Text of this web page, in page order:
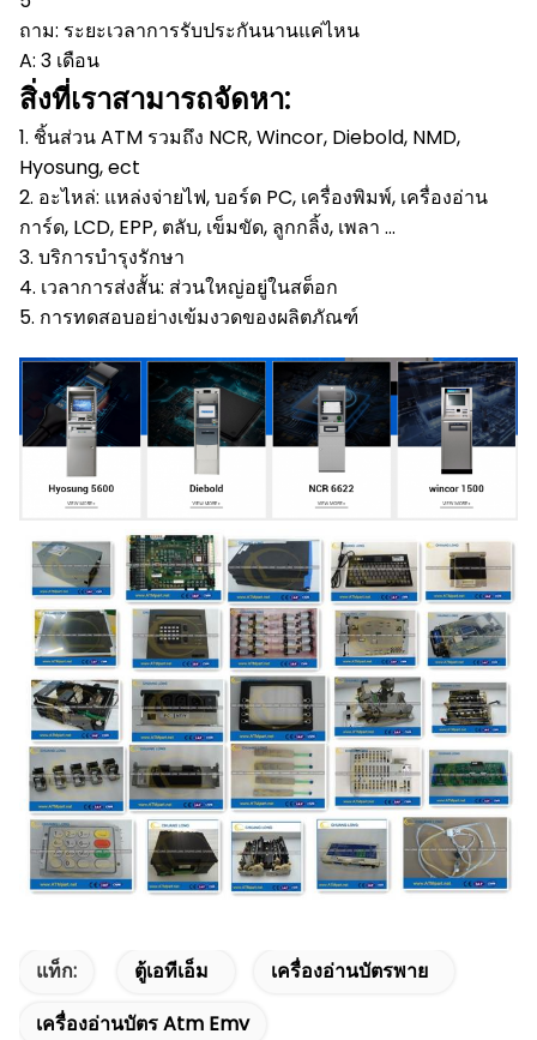
ถาม: ระยะเวลาการรับประกันนานแค่ไหน
A: 3 เดือน
สิ่งที่เราสามารถจัดหา:
1. ชิ้นส่วน ATM รวมถึง NCR, Wincor, Diebold, NMD,
Hyosung, ect
2. อะไหล่: แหล่งจ่ายไฟ, บอร์ด PC, เครื่องพิมพ์, เครื่องอ่าน
การ์ด, LCD, EPP, ตลับ, เข็มขัด, ลูกกลิ้ง, เพลา ...
3. บริการบำรุงรักษา
4. เวลาการส่งสั้น: ส่วนใหญ่อยู่ในสต็อก
5. การทดสอบอย่างเข้มงวดของผลิตภัณฑ์
แท็ก: ตู้เอทีเอ็ม
เครื่องอ่านบัตรพาย
เครื่องอ่านบัตร Atm Emv